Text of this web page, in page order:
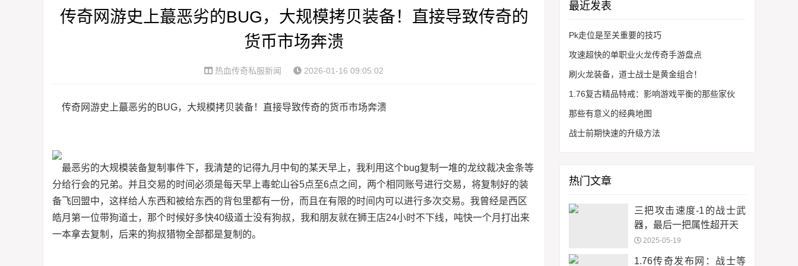
传奇网游史上蕞恶劣的BUG，大规模拷贝装备！直接导致传奇的
货币市场奔溃
热血传奇私服新闻 2026-01-16 09:05:02
传奇网游史上蕞恶劣的BUG，大规模拷贝装备！直接导致传奇的货币市场奔溃
最恶劣的大规模装备复制事件下，我清楚的记得九月中旬的某天早上，我利用这个bug复制一堆的龙纹裁决金条等
分给行会的兄弟。并且交易的时间必须是每天早上毒蛇山谷5点至6点之间，两个相同账号进行交易，将复制好的装
备飞回盟中，这样给人东西和被给东西的背包里都有一份，而且在有限的时间内可以进行多次交易。我曾经是西区
皓月第一位带狗道士，那个时候好多快40级道士没有狗叔，我和朋友就在狮王店24小时不下线，吨快一个月打出来
一本拿去复制，后来的狗叔猎物全部都是复制的。
最近发表
Pk走位是至关重要的技巧
攻速超快的单职业火龙传奇手游盘点
刷火龙装备，道士战士是黄金组合！
1.76复古精品特戒：影响游戏平衡的那些家伙
那些有意义的经典地图
战士前期快速的升级方法
热门文章
三把攻击速度-1的战士武
器，最后一把属性超开天
2025-05-19
1.76传奇发布网：战士等